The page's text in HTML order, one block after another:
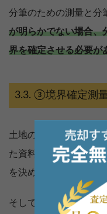
分筆のための測量と分
が明らかでない場合、
界を確定させる必要が
③境界確定測
土地の境界を明らかに
た資料を確認します。
を決めます。
そして、隣地所有者の